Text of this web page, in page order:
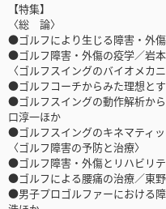
【特集】
〈総 論〉
●ゴルフにより生じる障害・外
●ゴルフ障害・外傷の疫学／岩
〈ゴルフスイングのバイオメカニ
●ゴルフコーチからみた理想と
●ゴルフスイングの動作解析か
口淳一ほか
●ゴルフスイングのキネマティ
〈ゴルフ障害の予防と治療〉
●ゴルフ障害・外傷とリハビリ
●ゴルフによる腰痛の治療／東
●男子プロゴルファーにおける